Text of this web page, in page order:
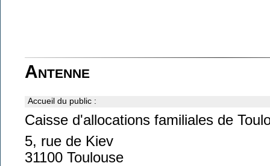
Antenne
Accueil du public :
Caisse d'allocations familiales de
5, rue de Kiev
31100 Toulouse